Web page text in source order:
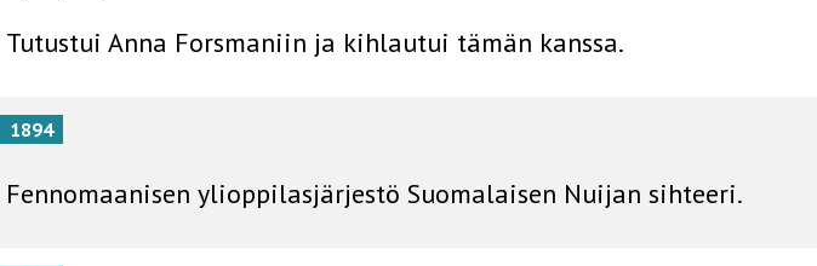
Tutustui Anna Forsmaniin ja kihlautui tämän kanssa.
1894
Fennomaanisen ylioppilasjärjestö Suomalaisen Nuijan sihteeri.